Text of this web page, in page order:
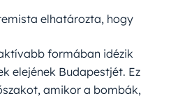
elhatározta, hogy
formában idézik
elejének Budapestjét. Ez
amikor a bombák,